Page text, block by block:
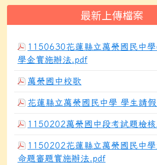
最新上傳檔案
1150630花蓮縣立萬榮國民中學
學金實施辦法.pdf
萬榮國中校歌
花蓮縣立萬榮國民中學 學生請
1150202萬榮國中段考試題檢
1150202花蓮縣立萬榮國民中
命題審題實施辦法.pdf